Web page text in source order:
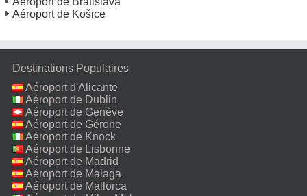
Aéroport de Košice
Destinations Populaires
Aéroport d'Alicante
Aéroport de Dublin
Aéroport de Genève
Aéroport de Gérone
Aéroport de Knock
Aéroport de Lisbonne
Aéroport de Madrid
Aéroport de Malaga
Aéroport de Mallorca